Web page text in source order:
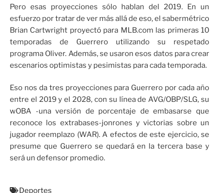
Pero esas proyecciones sólo hablan del 2019. En un
esfuerzo por tratar de ver más allá de eso, el sabermétrico
Brian Cartwright proyectó para MLB.com las primeras 10
temporadas de Guerrero utilizando su respetado
programa Oliver. Además, se usaron esos datos para crear
escenarios optimistas y pesimistas para cada temporada.
Eso nos da tres proyecciones para Guerrero por cada año
entre el 2019 y el 2028, con su línea de AVG/OBP/SLG, su
wOBA -una versión de porcentaje de embasarse que
reconoce los extrabases-jonrones y victorias sobre un
jugador reemplazo (WAR). A efectos de este ejercicio, se
presume que Guerrero se quedará en la tercera base y
será un defensor promedio.
Deportes